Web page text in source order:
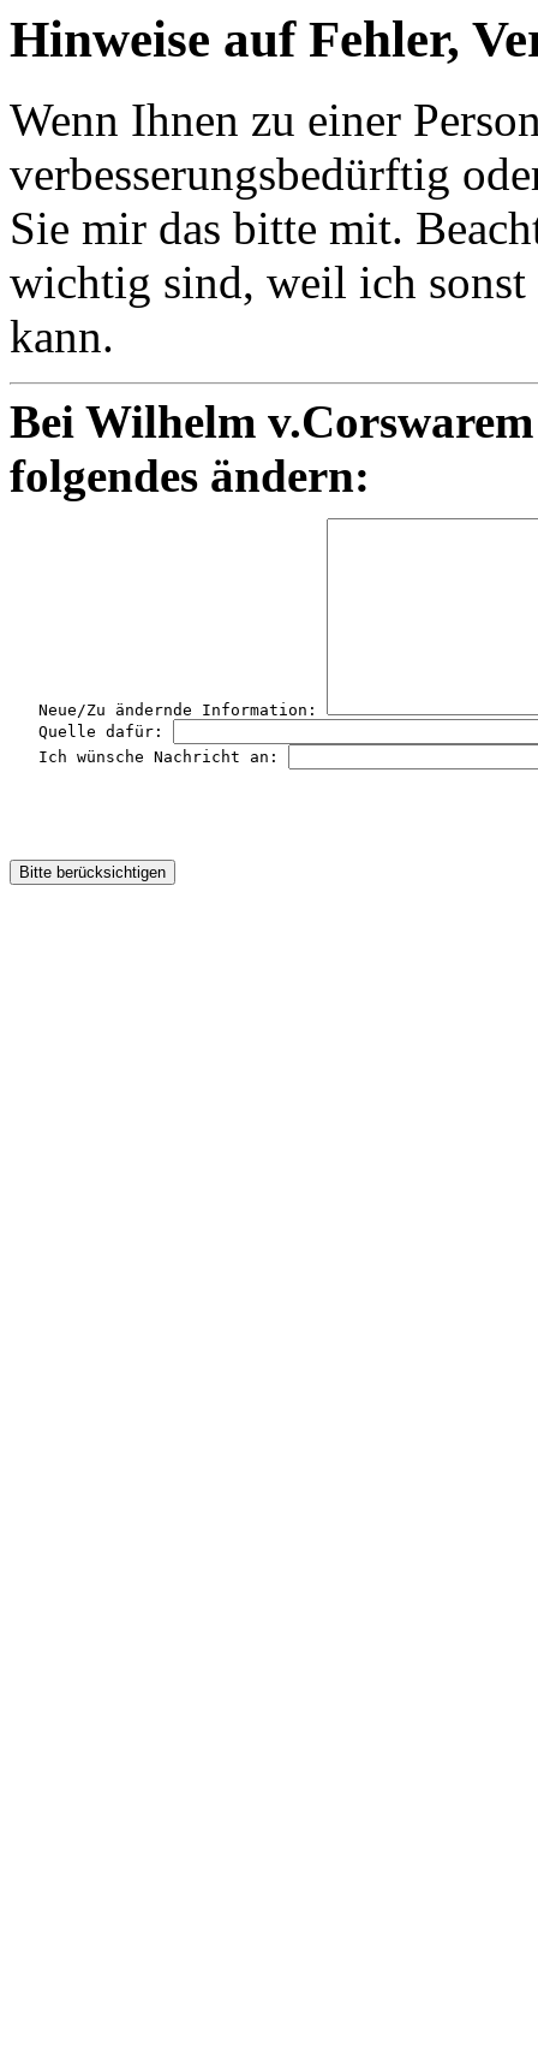
Hinweise auf Fehler,
Wenn Ihnen zu einer
verbesserungsbedürftig
Sie mir das bitte mit.
wichtig sind, weil ich
kann.
Bei Wilhelm
folgendes ändern:
   Neue/Zu ändernde Information:
   Quelle dafür:
   Ich wünsche Nachricht an: